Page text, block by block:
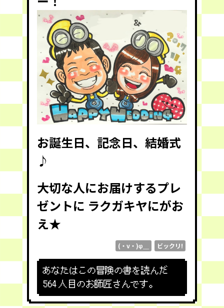
お誕生日、記念日、結婚式
♪
大切な人にお届けするプレ
ゼントに ラクガキヤにがお
え★
(・v・)φ＿ ビックリ!
あなたはこの冒険の書を読んだ
564 人目のお師匠さんです。